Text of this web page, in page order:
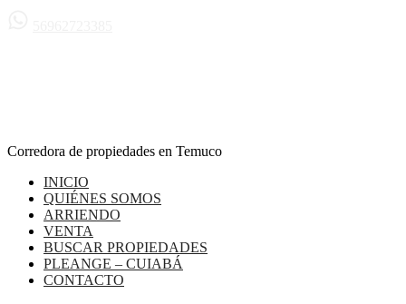
Corredora de propiedades en Temuco
INICIO
QUIÉNES SOMOS
ARRIENDO
VENTA
BUSCAR PROPIEDADES
PLEANGE – CUIABÁ
CONTACTO